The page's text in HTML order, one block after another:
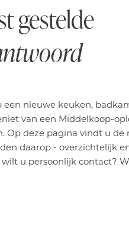
gestelde
nieuwe keuken,
van een Middelkoop-
Op deze pagina vindt u de
daarop - overzichtelijk
u persoonlijk contact?